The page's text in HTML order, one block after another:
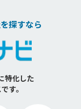
探すなら
特化した
す。